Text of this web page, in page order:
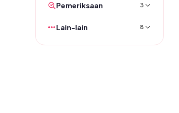
Pemeriksaan 3
Lain-lain 8